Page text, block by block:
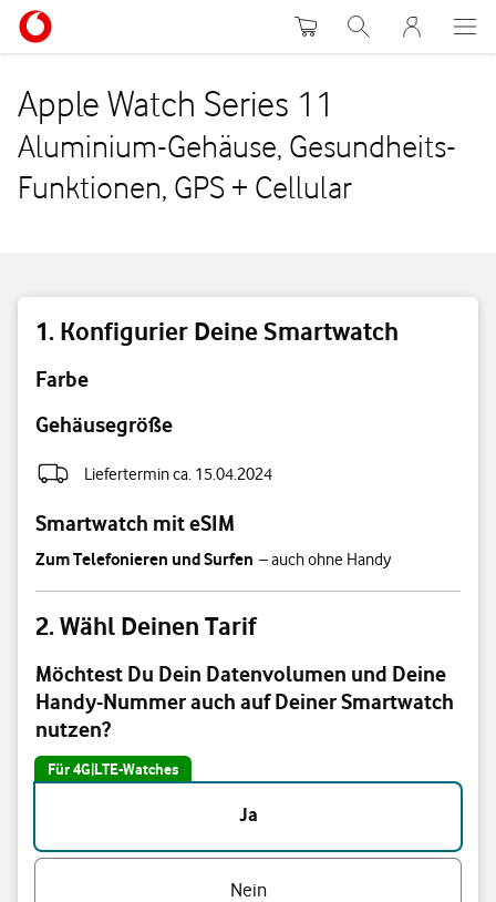
WarenkorbSuche MeinVodafone
Apple Watch Series 11
Aluminium-Gehäuse, Gesundheits-
Funktionen, GPS + Cellular
Konfigurier Deine Smartwatch
Farbe
Gehäusegröße
Liefertermin ca. 15.04.2024
Smartwatch mit eSIM
Zum Telefonieren und Surfen – auch ohne Handy
Wähl Deinen Tarif
Möchtest Du Dein Datenvolumen und Deine
Handy-Nummer auch auf Deiner Smartwatch
nutzen?
Möchtest Du Dein Datenvolumen und Deine Handy-Nummer auch
Für 4G|LTE-Watches
Ja
Nein